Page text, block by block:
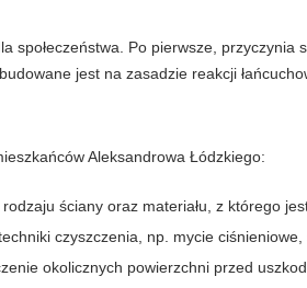
społeczeństwa. Po pierwsze, przyczynia
jest na zasadzie reakcji
Aleksandrowa Łódzkiego:
ściany oraz materiału, z którego
czyszczenia, np. mycie
okolicznych powierzchni przed